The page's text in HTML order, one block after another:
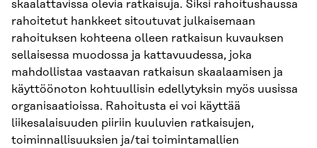
skaalattavissa olevia ratkaisuja. Siksi rahoitushaussa
rahoitetut hankkeet sitoutuvat julkaisemaan
rahoituksen kohteena olleen ratkaisun kuvauksen
sellaisessa muodossa ja kattavuudessa, joka
mahdollistaa vastaavan ratkaisun skaalaamisen ja
käyttöönoton kohtuullisin edellytyksin myös uusissa
organisaatioissa. Rahoitusta ei voi käyttää
liikesalaisuuden piiriin kuuluvien ratkaisujen,
toiminnallisuuksien ja/tai toimintamallien